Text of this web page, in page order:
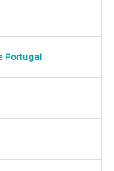
Portugal